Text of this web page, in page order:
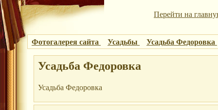
Перейти на
Фотогалерея сайта Усадьбы Усадьба Федоровка
Усадьба Федоровка
Усадьба Федоровка